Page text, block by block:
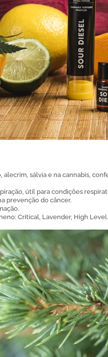
sálvia e na cannabis,
útil para condições
prevenção do câncer.
Critical, Lavender, High Level.